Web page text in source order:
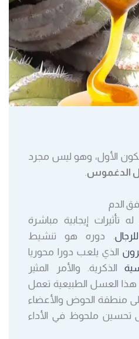
الأول، وهو ليس مجرد
.
الدم
إيجابية مباشرة
. دوره هو تنشيط
الذي يلعب دورا محوريا
الذكرية. والأمر المثير
العسل الطبيعية تعمل
منطقة الحوض والأعضاء
تحسين ملحوظ في الأداء